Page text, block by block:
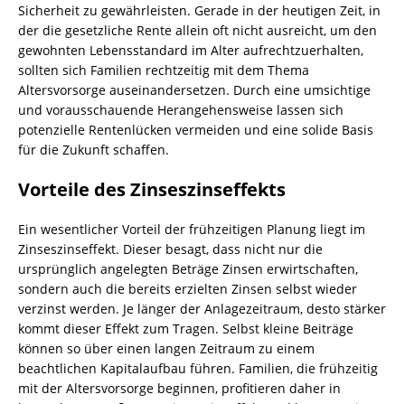
Sicherheit zu gewährleisten. Gerade in der heutigen Zeit, in
der die gesetzliche Rente allein oft nicht ausreicht, um den
gewohnten Lebensstandard im Alter aufrechtzuerhalten,
sollten sich Familien rechtzeitig mit dem Thema
Altersvorsorge auseinandersetzen. Durch eine umsichtige
und vorausschauende Herangehensweise lassen sich
potenzielle Rentenlücken vermeiden und eine solide Basis
für die Zukunft schaffen.
Vorteile des Zinseszinseffekts
Ein wesentlicher Vorteil der frühzeitigen Planung liegt im
Zinseszinseffekt. Dieser besagt, dass nicht nur die
ursprünglich angelegten Beträge Zinsen erwirtschaften,
sondern auch die bereits erzielten Zinsen selbst wieder
verzinst werden. Je länger der Anlagezeitraum, desto stärker
kommt dieser Effekt zum Tragen. Selbst kleine Beiträge
können so über einen langen Zeitraum zu einem
beachtlichen Kapitalaufbau führen. Familien, die frühzeitig
mit der Altersvorsorge beginnen, profitieren daher in